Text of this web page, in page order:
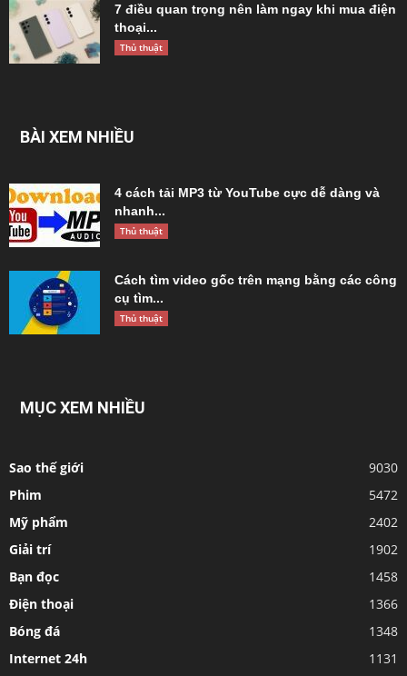
7 điều quan trọng nên làm ngay khi mua điện
thoại...
Thủ thuật
BÀI XEM NHIỀU
4 cách tải MP3 từ YouTube cực dễ dàng và
nhanh...
Thủ thuật
Cách tìm video gốc trên mạng bằng các công
cụ tìm...
Thủ thuật
MỤC XEM NHIỀU
Sao thế giới
9030
Phim
5472
Mỹ phẩm
2402
Giải trí
1902
Bạn đọc
1458
Điện thoại
1366
Bóng đá
1348
Internet 24h
1131